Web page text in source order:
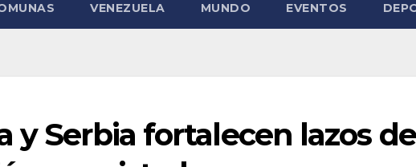
VENEZUELA MUNDO EVENTOS
y Serbia fortalecen lazos de